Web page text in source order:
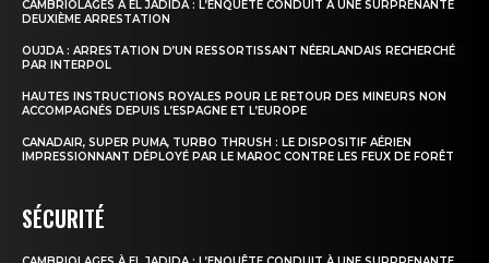
CAMBRIOLAGES À EL JADIDA : L’ENQUÊTE CONDUIT À UNE SURPRENANTE
DEUXIÈME ARRESTATION
OUJDA : ARRESTATION D’UN RESSORTISSANT NÉERLANDAIS RECHERCHÉ
PAR INTERPOL
HAUTES INSTRUCTIONS ROYALES POUR LE RETOUR DES MINEURS NON
ACCOMPAGNÉS DEPUIS L’ESPAGNE ET L’EUROPE
CANADAIR, SUPER PUMA, TURBO THRUSH : LE DISPOSITIF AÉRIEN
IMPRESSIONNANT DÉPLOYÉ PAR LE MAROC CONTRE LES FEUX DE FORÊT
SÉCURITÉ